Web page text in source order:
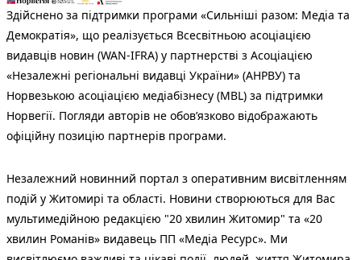
Здійснено за підтримки програми «Сильніші разом: Медіа та
Демократія», що реалізується Всесвітньою асоціацією
видавців новин (WAN-IFRA) у партнерстві з Асоціацією
«Незалежні регіональні видавці України» (АНРВУ) та
Норвезькою асоціацією медіабізнесу (MBL) за підтримки
Норвегії. Погляди авторів не обов’язково відображають
офіційну позицію партнерів програми.
Незалежний новинний портал з оперативним висвітленням
подій у Житомирі та області. Новини створюються для Вас
мультимедійною редакцією "20 хвилин Житомир" та «20
хвилин Романів» видавець ПП «Медіа Ресурс». Ми